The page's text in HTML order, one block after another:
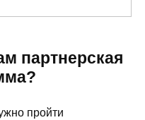
партнерская
пройти